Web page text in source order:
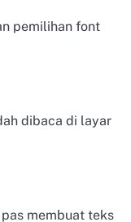
pemilihan font
dibaca di layar
membuat teks